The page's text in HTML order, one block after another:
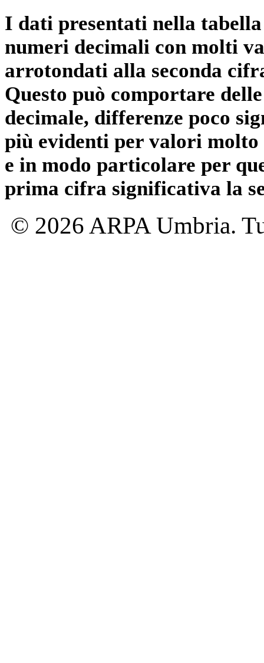
I dati presentati nella
numeri decimali con molti
arrotondati alla seconda
Questo può comportare
decimale, differenze poco
più evidenti per valori
e in modo particolare per
prima cifra significativa la
© 2026 ARPA Umbria.